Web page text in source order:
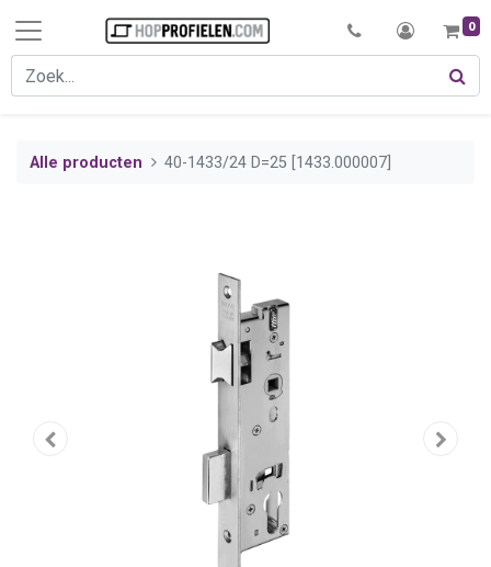
0
Alle producten 40-1433/24 D=25 [1433.000007]